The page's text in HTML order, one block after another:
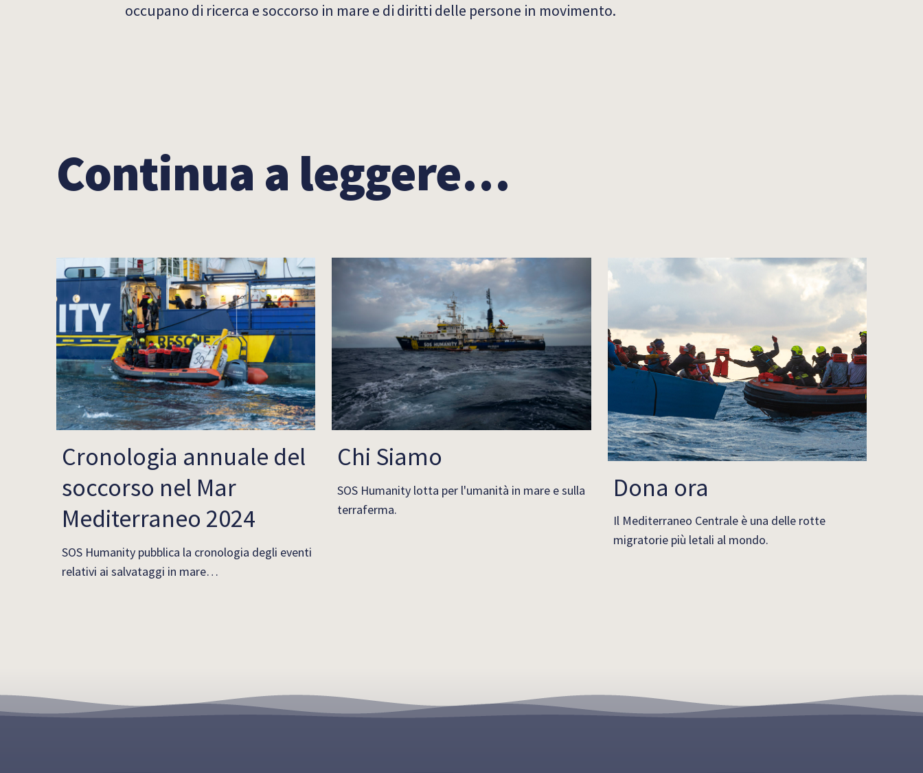
occupano di ricerca e soccorso in mare e di diritti delle persone in movimento.
Continua a leggere…
Cronologia annuale del
soccorso nel Mar
Mediterraneo 2024
SOS Humanity pubblica la cronologia degli eventi
relativi ai salvataggi in mare…
Chi Siamo
SOS Humanity lotta per l'umanità in mare e sulla
terraferma.
Dona ora
Il Mediterraneo Centrale è una delle rotte
migratorie più letali al mondo.